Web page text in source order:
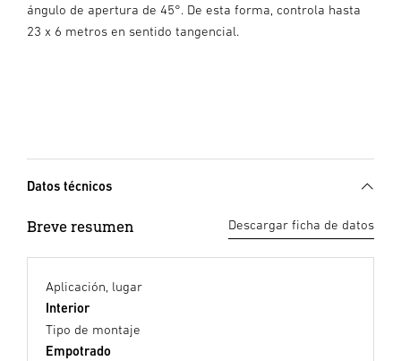
ángulo de apertura de 45°. De esta forma, controla hasta
23 x 6 metros en sentido tangencial.
Datos técnicos
Breve resumen Descargar ficha de datos
Aplicación, lugar
Interior
Tipo de montaje
Empotrado